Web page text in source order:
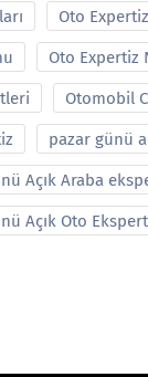
Oto
Oto Expertiz
Otomobil
pazar günü
Açık Araba
Açık Oto